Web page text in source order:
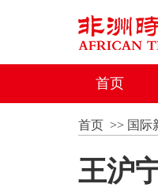
首页
首页>> 国际
王沪